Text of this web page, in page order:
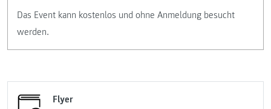
Das Event kann kostenlos und ohne Anmeldung besucht
werden.
Flyer